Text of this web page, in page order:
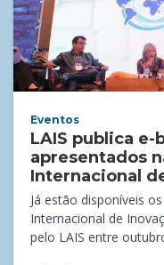
Eventos
LAIS publica
apresentados
Internacional
Já estão disponíveis
Internacional de
pelo LAIS entre